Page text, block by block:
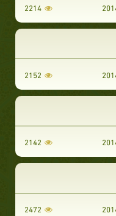
2214
2152
2142
2472